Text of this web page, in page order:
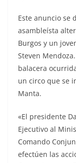
Este anuncio se
asambleísta
Burgos y un
Steven
balacera
un circo que se
Manta.
«El presidente
Ejecutivo al
Comando
efectúen las